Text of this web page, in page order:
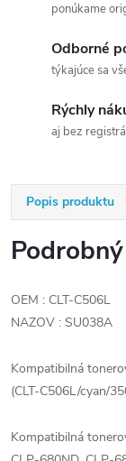
ponúkame
Odborné
týkajúce sa
Rýchly
aj bez
Popis produktu
OEM : CLT-C506L
NAZOV : SU038A
Kompatibilná
(CLT-C506L/cyan/
Kompatibilná